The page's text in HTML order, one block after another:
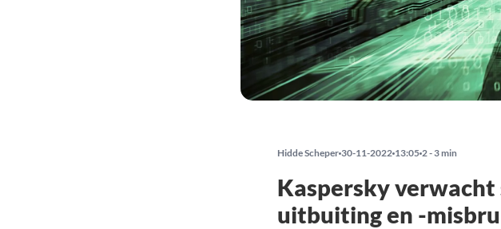
Hidde Scheper 30-11-2022 13:05 2 - 3 min
Kaspersky
uitbuiting en -